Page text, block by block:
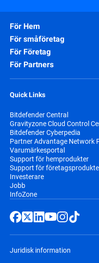
För Hem
För småföretag
För Företag
För Partners
Quick Links
Bitdefender Central
Gravityzone Cloud Control
Bitdefender Cyberpedia
Partner Advantage Network
Varumärkesportal
Support för hemprodukter
Support för
Investerare
Jobb
InfoZone
Juridisk information